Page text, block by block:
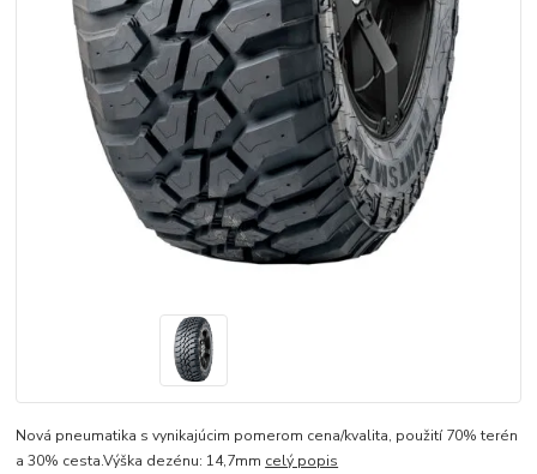
Nová pneumatika s vynikajúcim pomerom cena/kvalita, použití 70% terén
a 30% cesta.Výška dezénu: 14,7mm celý popis